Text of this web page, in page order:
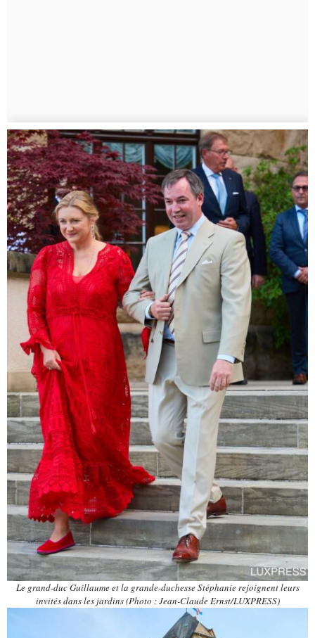
Le grand-duc Guillaume et la grande-duchesse Stéphanie rejoignent leurs
invités dans les jardins (Photo : Jean-Claude Ernst/LUXPRESS)